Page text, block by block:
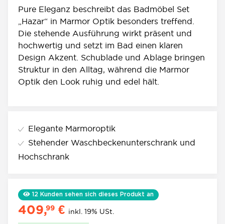
Pure Eleganz beschreibt das Badmöbel Set
„Hazar“ in Marmor Optik besonders treffend.
Die stehende Ausführung wirkt präsent und
hochwertig und setzt im Bad einen klaren
Design Akzent. Schublade und Ablage bringen
Struktur in den Alltag, während die Marmor
Optik den Look ruhig und edel hält.
Elegante Marmoroptik
Stehender Waschbeckenunterschrank und
Hochschrank
12 Kunden sehen sich dieses Produkt an
409,99 € inkl. 19% USt.